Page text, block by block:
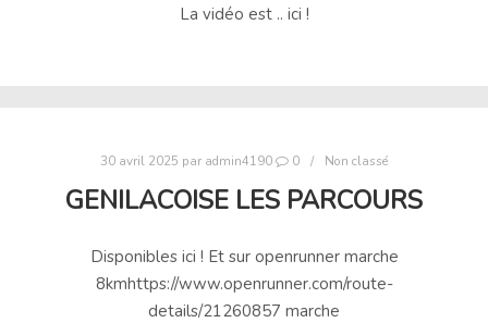
La vidéo est .. ici !
30 avril 2025 par admin4190 0 Non classé
GENILACOISE LES PARCOURS
Disponibles ici ! Et sur openrunner marche
8kmhttps://www.openrunner.com/route-
details/21260857 marche